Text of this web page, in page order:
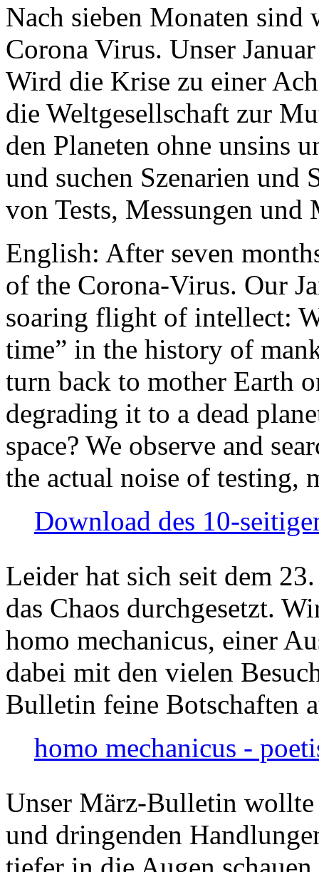
Nach sieben Monaten
Corona Virus. Unser
Wird die Krise zu einer
die Weltgesellschaft zur
den Planeten ohne unsins
und suchen Szenarien und
von Tests, Messungen und
English: After seven
of the Corona-Virus. Our
soaring flight of intellect:
time” in the history of
turn back to mother Earth
degrading it to a dead
space? We observe and
the actual noise of testing,
Download des 10-
Leider hat sich seit dem
das Chaos durchgesetzt.
homo mechanicus, einer
dabei mit den vielen
Bulletin feine Botschaften
homo mechanicus -
Unser März-Bulletin
und dringenden